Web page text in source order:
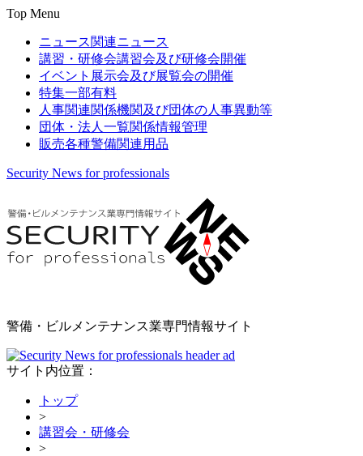
Top Menu
ニュース関連ニュース
講習・研修会講習会及び研修会開催
イベント 展示会及び展覧会の開催
特集一部有料
人事関連関係機関及び団体の人事異動等
団体・法人一覧関係情報管理
販売各種警備関連用品
Security News for professionals
警備・ビルメンテナンス業専門情報サイト
サイト内位置：
トップ
>
講習会・研修会
>